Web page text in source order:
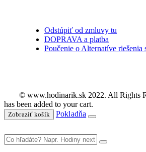
Odstúpiť od zmluvy tu
DOPRAVA a platba
Poučenie o Alternatíve riešenia
© www.hodinarik.sk 2022. All Rights
has been added to your cart.
Zobraziť košík Pokladňa